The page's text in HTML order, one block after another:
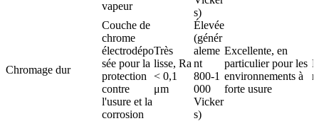
vapeur
s)
Chromage dur
Couche de
chrome
électrodépo
sée pour la
protection
contre
l'usure et la
corrosion
Très
lisse, Ra
< 0,1
μm
Élevée
(génér
aleme
nt
800-1
000
Vicker
s)
Excellente, en
particulier pour les
environnements à
forte usure